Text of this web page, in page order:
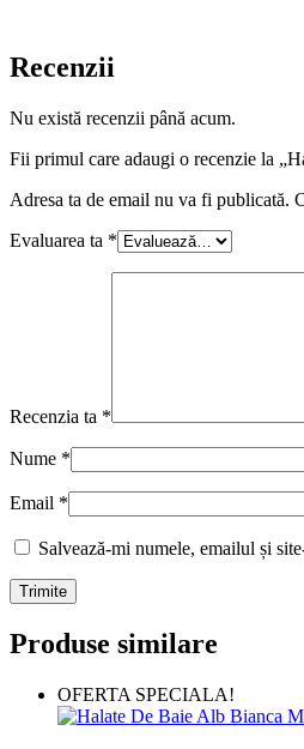
Recenzii
Nu există recenzii până acum.
Fii primul care adaugi o recenzie la
Adresa ta de email nu va fi publicată.
Evaluarea ta *
Recenzia ta *
Nume *
Email *
Salvează-mi numele, emailul și
Produse similare
OFERTA SPECIALA!